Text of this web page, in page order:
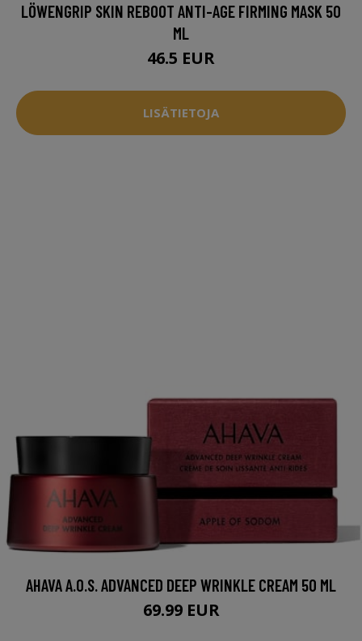
LÖWENGRIP SKIN REBOOT ANTI-AGE FIRMING MASK 50
ML
46.5 EUR
LISÄTIETOJA
AHAVA A.O.S. ADVANCED DEEP WRINKLE CREAM 50 ML
69.99 EUR